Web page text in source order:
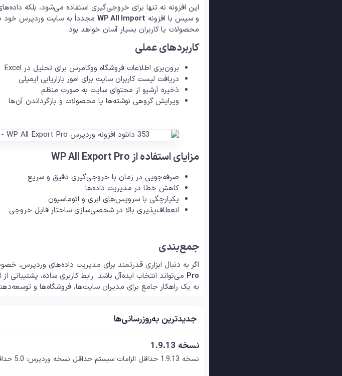
و سپس با افزونه WP All Import مجدداً به سایت وردپرس خود
محصولات یا کاربران بسیار آسان خواهد بود.
کاربردهای عملی
برون‌بری اطلاعات فروشگاه ووکامرس برای تحلیل در Excel
دریافت لیست کاربران سایت برای امور بازاریابی ایمیلی
ذخیره آرشیو از محتوای سایت به صورت منظم
ویرایش گروهی نوشته‌ها یا محصولات و بازگرداندن آن‌ها
مزایای استفاده از WP All Export Pro
صرفه‌جویی در زمان با خروجی‌گیری دقیق و سریع
کاهش خطا در مدیریت داده‌ها
یکپارچگی با سرویس‌های ابری و اتوماسیون
انعطاف‌پذیری بالا در شخصی‌سازی ساختار فایل خروجی
جمع‌بندی
اگر به دنبال ابزاری قدرتمند برای مدیریت داده‌های وردپرس،
Pro می‌تواند انتخاب ایده‌آل باشد. رابط کاربری ساده، پشتیبانی
به یک راهکار جامع برای مدیران سایت‌ها، فروشگاه‌ها و
جدیدترین به‌روزرسانی‌ها
نسخه 1.9.13
نسخه 1.9.13 حداقل الزامات سیستم حداقل نسخه وردپرس: 5.0 حداقل نسخه PHP: 7.4 فیکس باگ...